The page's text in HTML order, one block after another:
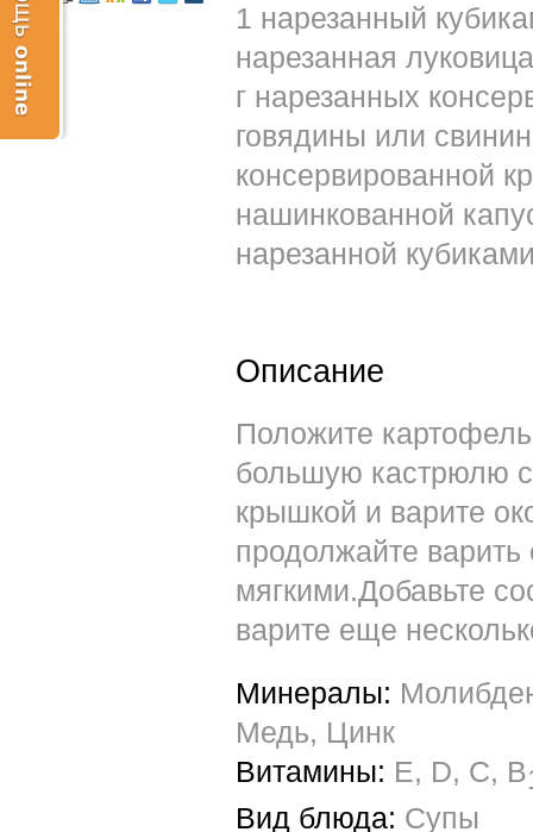
1 нарезанный
нарезанная
г нарезанных
говядины или
консервированной
нашинкованной
нарезанной
Описание
Положите
большую кастрюлю с
крышкой и варите
продолжайте
мягкими.Добавьте
варите еще
Минералы:
Медь, Цинк
Витамины: E, D, C, B
Вид блюда: Супы